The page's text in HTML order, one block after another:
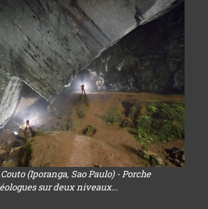
(Iporanga, Sao Paulo) - Porche
sur deux niveaux...